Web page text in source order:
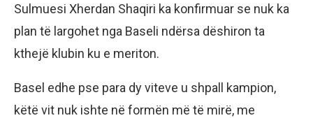
Sulmuesi Xherdan Shaqiri ka konfirmuar se nuk ka
plan të largohet nga Baseli ndërsa dëshiron ta
kthejë klubin ku e meriton.
Basel edhe pse para dy viteve u shpall kampion,
këtë vit nuk ishte në formën më të mirë, me